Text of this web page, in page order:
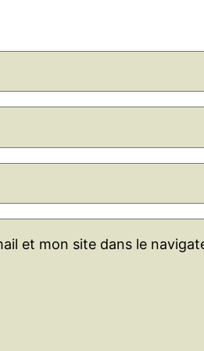
et mon site dans le